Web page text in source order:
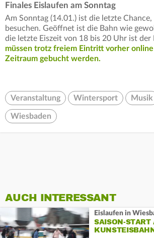
Finales Eislaufen am Sonntag
Am Sonntag (14.01.) ist die letzte Chance,
besuchen. Geöffnet ist die Bahn wie
die letzte Eiszeit von 18 bis 20 Uhr ist der
müssen trotz freiem Eintritt vorher
Zeitraum gebucht werden.
Veranstaltung Wintersport Musik
Wiesbaden
AUCH INTERESSANT
Eislaufen in
SAISON-